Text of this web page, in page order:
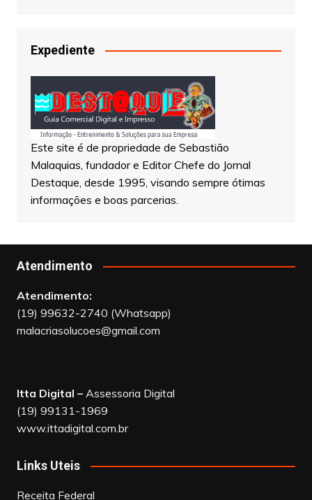
Expediente
Este site é de propriedade de Sebastião
Malaquias, fundador e Editor Chefe do Jornal
Destaque, desde 1995, visando sempre ótimas
informações e boas parcerias.
Atendimento
Atendimento:
(19) 99632-2740 (Whatsapp)
malacriasolucoes@gmail.com
Itta Digital – Assessoria Digital
(19) 99131-1969
www.ittadigital.com.br
Links Uteis
Receita Federal